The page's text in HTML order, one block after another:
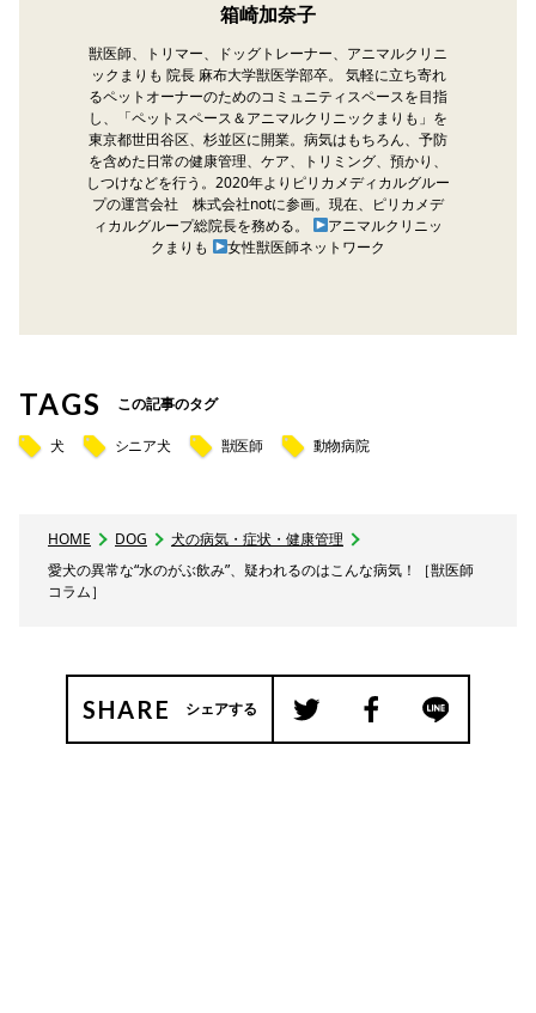
箱崎加奈子
獣医師、トリマー、ドッグトレーナー、アニマルクリニ
ックまりも 院長 麻布大学獣医学部卒。 気軽に立ち寄れ
るペットオーナーのためのコミュニティスペースを目指
し、「ペットスペース＆アニマルクリニックまりも」を
東京都世田谷区、杉並区に開業。病気はもちろん、予防
を含めた日常の健康管理、ケア、トリミング、預かり、
しつけなどを行う。2020年よりピリカメディカルグルー
プの運営会社 株式会社notに参画。現在、ピリカメデ
ィカルグループ総院長を務める。
アニマルクリニッ
クまりも
女性獣医師ネットワーク
TAGS この記事のタグ
犬 シニア犬 獣医師 動物病院
HOME DOG
犬の病気・症状・健康管理
愛犬の異常な“水のがぶ飲み”、疑われるのはこんな病気！［獣医師
コラム］
SHARE シェアする